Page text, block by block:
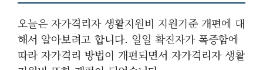
오늘은 자가격리자 생활지원비 지원기준 개편에 대
해서 알아보려고 합니다. 일일 확진자가 폭증함에
따라 자가격리 방법이 개편되면서 자가격리자 생활